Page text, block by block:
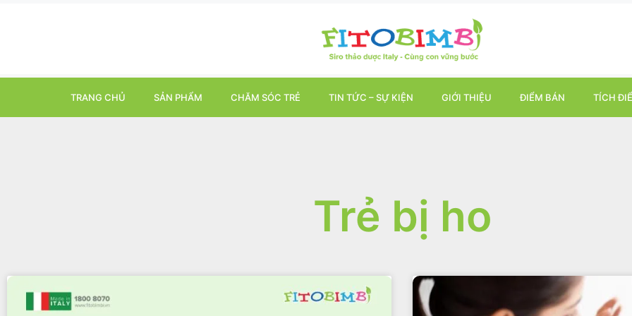
TRANG CHỦ SẢN PHẨM CHĂM SÓC TRẺ TIN TỨC – SỰ KIỆN GIỚI THIỆU ĐIỂM BÁN TÍCH
Trẻ bị ho